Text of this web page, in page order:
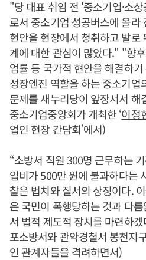
"당 대표 취임 전 '중소기업·소
로서 중소기업 성공버스에 올라
현안을 현장에서 청취하고 발로
계에 대한 관심이 많았다." "향
업률 등 국가적 현안을 해결하
성장엔진 역할을 하는 중소기업
문제를 새누리당이 앞장서서
중소기업중앙회가 개최한 ‘이정
업인 현장 간담회’에서)
“소방서 직원 300명 근무하는
입비가 500만 원에 불과하다는
찰은 법치와 질서의 상징이다.
은 국민이 폭행당하는 것과 다
서 법적 제도적 장치를 마련하
포소방서와 관악경철서 봉천지
인 관계자들을 격려하면서)